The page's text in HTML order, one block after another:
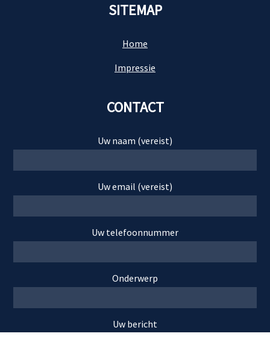
SITEMAP
Home
Impressie
CONTACT
Uw naam (vereist)
Uw email (vereist)
Uw telefoonnummer
Onderwerp
Uw bericht